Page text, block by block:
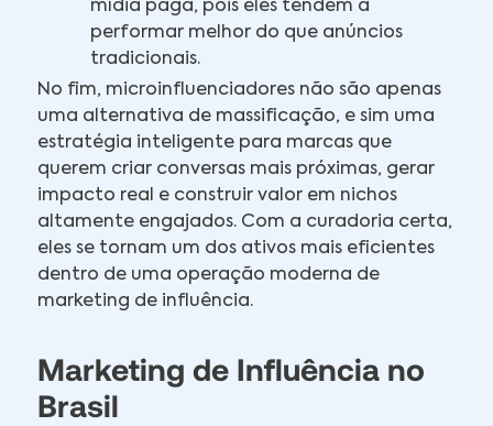
mídia paga, pois eles tendem a
performar melhor do que anúncios
tradicionais.
No fim, microinfluenciadores não são apenas
uma alternativa de massificação, e sim uma
estratégia inteligente para marcas que
querem criar conversas mais próximas, gerar
impacto real e construir valor em nichos
altamente engajados. Com a curadoria certa,
eles se tornam um dos ativos mais eficientes
dentro de uma operação moderna de
marketing de influência.
Marketing de Influência no
Brasil